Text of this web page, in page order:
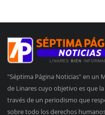
"Séptima Página Noticias" en un
de Linares cuyo objetivo es que
través de un periodismo que
sobre todo los derechos